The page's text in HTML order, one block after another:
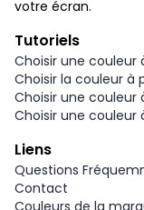
votre écran.
Tutoriels
Choisir une couleur
Choisir la couleur à
Choisir une couleur
Choisir une couleur
Liens
Questions
Contact
Couleurs de la